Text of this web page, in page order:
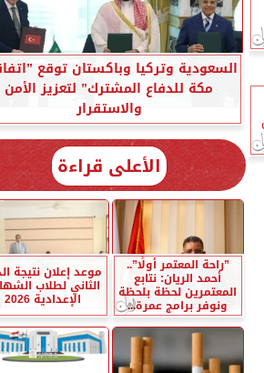
السعودية وتركيا وباكستان توقع
مكة للدفاع المشترك” لتعزيز الأمن
والاستقرار
الأعلى قراءة
”راحة المعتمر أولًا”..
أحمد الريان: نتابع
المعتمرين لحظة بلحظة
ونوفر برامج عمرة...
موعد إعلان نتيجة
الثاني لطلاب
الإعدادية 2026